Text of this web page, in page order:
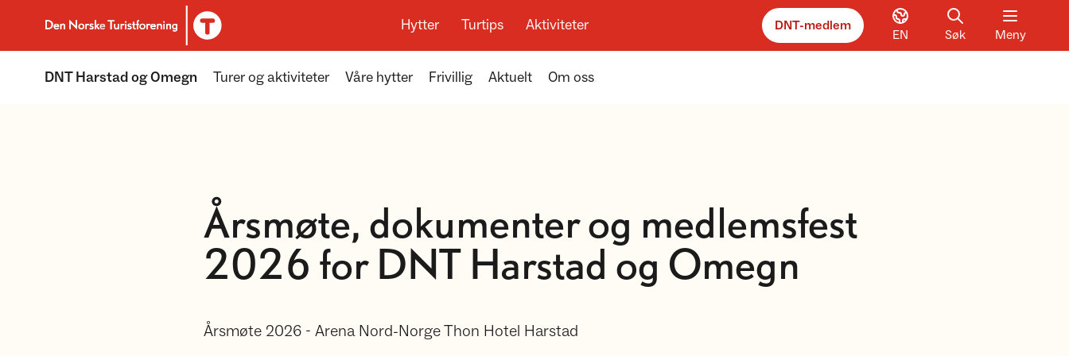
Til DNT.no forside
Hytter Turtips Aktiviteter DNT-medlem
EN Søk Meny
DNT Harstad og Omegn Turer og aktiviteter Våre hytter Frivillig Aktuelt Om oss
Årsmøte, dokumenter og medlemsfest
2026 for DNT Harstad og Omegn
Årsmøte 2026 - Arena Nord-Norge Thon Hotel Harstad